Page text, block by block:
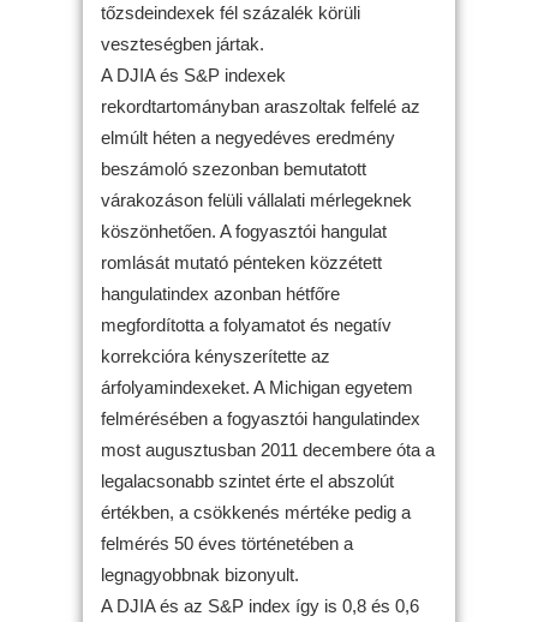
tőzsdeindexek fél százalék körüli
veszteségben jártak.
A DJIA és S&P indexek
rekordtartományban araszoltak felfelé az
elmúlt héten a negyedéves eredmény
beszámoló szezonban bemutatott
várakozáson felüli vállalati mérlegeknek
köszönhetően. A fogyasztói hangulat
romlását mutató pénteken közzétett
hangulatindex azonban hétfőre
megfordította a folyamatot és negatív
korrekcióra kényszerítette az
árfolyamindexeket. A Michigan egyetem
felmérésében a fogyasztói hangulatindex
most augusztusban 2011 decembere óta a
legalacsonabb szintet érte el abszolút
értékben, a csökkenés mértéke pedig a
felmérés 50 éves történetében a
legnagyobbnak bizonyult.
A DJIA és az S&P index így is 0,8 és 0,6